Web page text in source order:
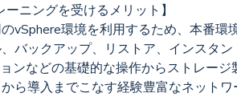
ーニングを受けるメリット】
vSphere環境を利用するため、本番環
バックアップ、リストア、インスタン
どの基礎的な操作からストレージ
ら導入までこなす経験豊富なネットワ